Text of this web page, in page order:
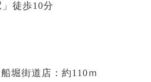
徒歩10分
堀街道店：約110ｍ